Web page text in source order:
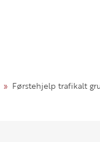
Førstehjelp trafikalt